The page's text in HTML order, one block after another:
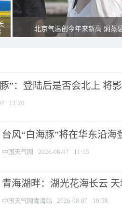
北京气温创今年来新高 焖蒸
”：登陆后是否会北上 将
11:20
台风“白海豚”将在华东沿
中国天气网 2026-08-07 11:15
青海湖畔：湖光花海长云
中国天气网青海站 2026-08-07 10:58